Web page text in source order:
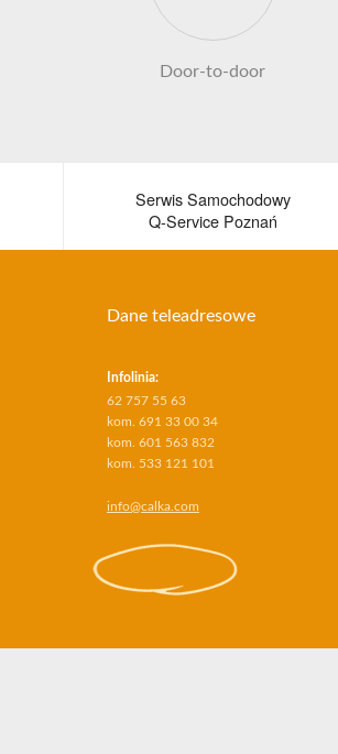
Door-to-door
Serwis Samochodowy
Q-Service Poznań
Dane teleadresowe
Infolinia:
62 757 55 63
kom. 691 33 00 34
kom. 601 563 832
kom. 533 121 101
info@calka.com